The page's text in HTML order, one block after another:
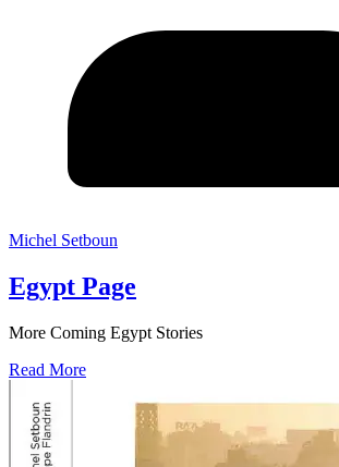
Michel Setboun
Egypt Page
More Coming Egypt Stories
Read More